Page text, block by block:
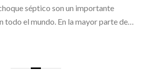
séptico son un importante
todo el mundo. En la mayor parte de…